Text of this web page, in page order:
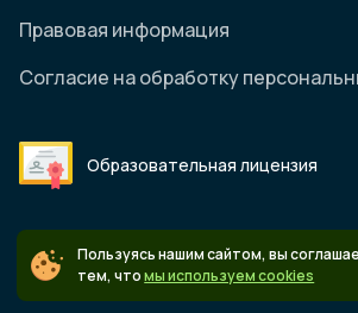
Правовая информация
Согласие на обработку
Образовательная лицензия
© 2026 Онлайн-школа "Коалиция"
Пользуясь нашим сайтом, вы
тем, чтомы используем cookies